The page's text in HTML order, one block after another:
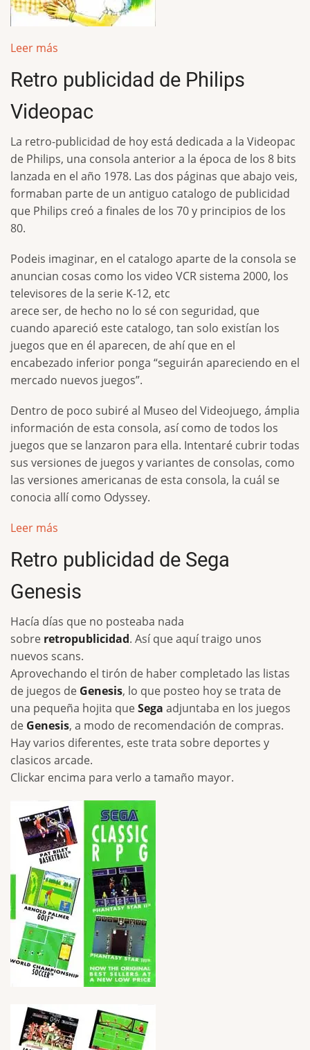
Leer más
Retro publicidad de Philips
Videopac
La retro-publicidad de hoy está dedicada a la Videopac
de Philips, una consola anterior a la época de los 8 bits
lanzada en el año 1978. Las dos páginas que abajo veis,
formaban parte de un antiguo catalogo de publicidad
que Philips creó a finales de los 70 y principios de los
80.
Podeis imaginar, en el catalogo aparte de la consola se
anuncian cosas como los video VCR sistema 2000, los
televisores de la serie K-12, etc
arece ser, de hecho no lo sé con seguridad, que
cuando apareció este catalogo, tan solo existían los
juegos que en él aparecen, de ahí que en el
encabezado inferior ponga “seguirán apareciendo en el
mercado nuevos juegos”.
Dentro de poco subiré al Museo del Videojuego, ámplia
información de esta consola, así como de todos los
juegos que se lanzaron para ella. Intentaré cubrir todas
sus versiones de juegos y variantes de consolas, como
las versiones americanas de esta consola, la cuál se
conocia allí como Odyssey.
Leer más
Retro publicidad de Sega
Genesis
Hacía días que no posteaba nada
sobre retropublicidad. Así que aquí traigo unos
nuevos scans.
Aprovechando el tirón de haber completado las listas
de juegos de Genesis, lo que posteo hoy se trata de
una pequeña hojita queSega adjuntaba en los juegos
de Genesis, a modo de recomendación de compras.
Hay varios diferentes, este trata sobre deportes y
clasicos arcade.
Clickar encima para verlo a tamaño mayor.